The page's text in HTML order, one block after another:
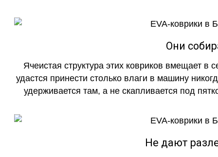
Они
Ячеистая структура этих ковриков вмещает в
удастся принести столько влаги в машину
удерживается там, а не скапливается под
Не дают